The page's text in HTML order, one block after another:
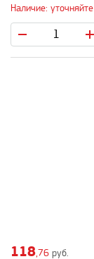
Наличие: уточняйте
118 ,76 руб.